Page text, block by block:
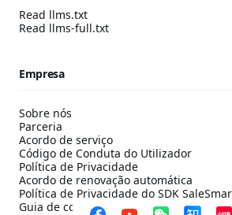
Read llms.txt
Read llms-full.txt
Empresa
Sobre nós
Parceria
Acordo de serviço
Código de Conduta do Utilizador
Política de Privacidade
Acordo de renovação automática
Política de Privacidade do SDK
Guia de configuração de conformidade